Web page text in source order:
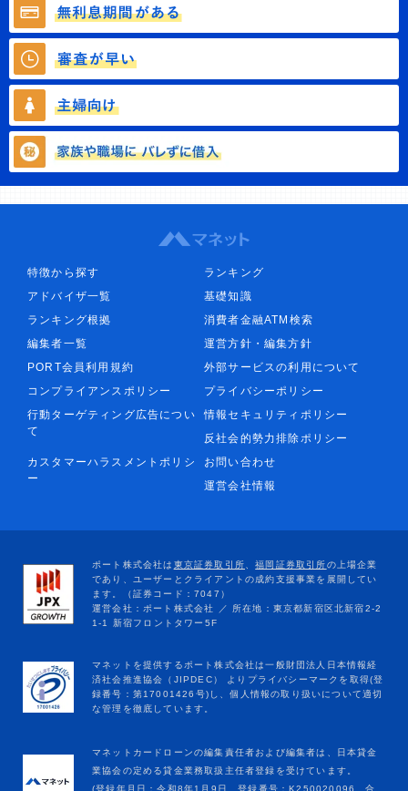
特徴から探す
ランキング
アドバイザ一覧
基礎知識
ランキング根拠
消費者金融ATM検索
編集者一覧
運営方針・編集方針
PORT会員利用規約
外部サービスの利用について
コンプライアンスポリシー
プライバシーポリシー
行動ターゲティング広告につい
て
情報セキュリティポリシー
反社会的勢力排除ポリシー
カスタマーハラスメントポリシ
ー
お問い合わせ
運営会社情報
マネットカードローンの編集責任者および編集者は、日本貸金
業協会の定める貸金業務取扱主任者登録を受けています。
(登録年月日：令和8年1月9日、登録番号：K250020096、合